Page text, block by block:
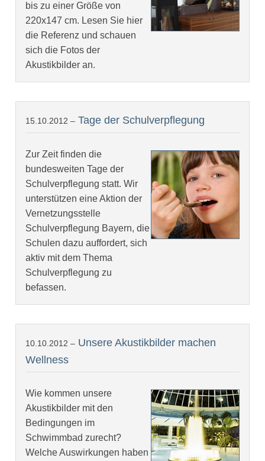
bis zu einer Größe von
220x147 cm. Lesen Sie hier
die Referenz und schauen
sich die Fotos der
Akustikbilder an.
15.10.2012 – Tage der Schulverpflegung
Zur Zeit finden die
bundesweiten Tage der
Schulverpflegung statt. Wir
unterstützen eine Aktion der
Vernetzungsstelle
Schulverpflegung Bayern, die
Schulen dazu auffordert, sich
aktiv mit dem Thema
Schulverpflegung zu
befassen.
10.10.2012 – Unsere Akustikbilder machen
Wellness
Wie kommen unsere
Akustikbilder mit den
Bedingungen im
Schwimmbad zurecht?
Welche Auswirkungen haben